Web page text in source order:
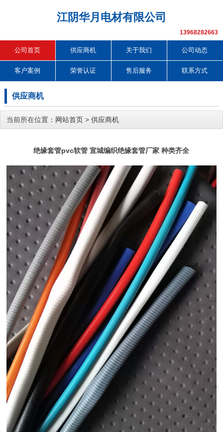
江阴华月电材有限公司
13968282663
公司首页 供应商机 关于我们 公司动态
客户案例 荣誉认证 售后服务 联系方式
供应商机
当前所在位置： 网站首页 > 供应商机
绝缘套管pvc软管 宣城编织绝缘套管厂家 种类齐全